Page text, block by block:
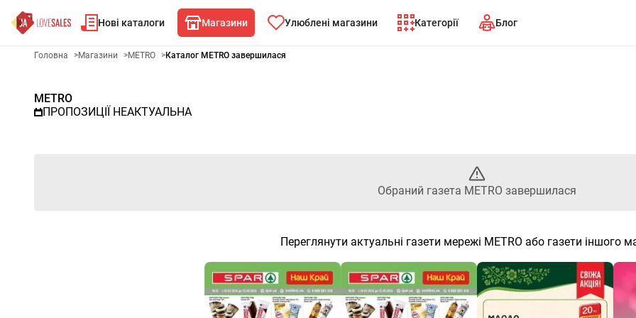
Нові каталоги Магазини Улюблені магазини Категорії Блог
Рекламна газета METRO - Обраний газета METRO
Головна >Магазини >METRO >Каталог METRO завершилася
METRO
ПРОПОЗИЦІЇ НЕАКТУАЛЬНА
Обраний газета METRO завершилася
Переглянути актуальні газети мережі METRO або газети іншого